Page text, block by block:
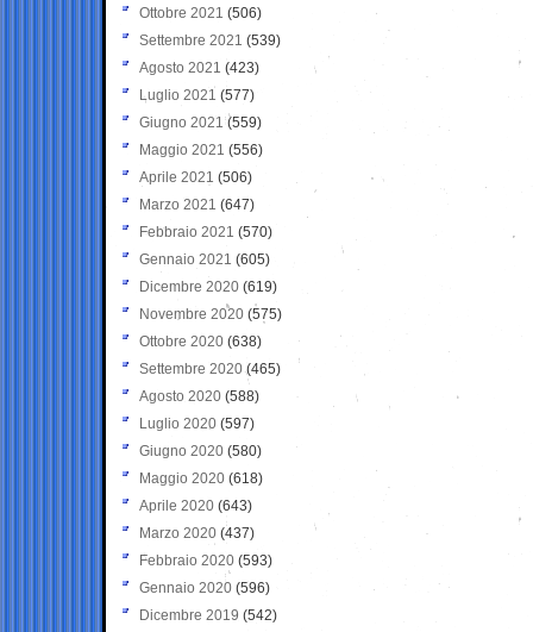
Ottobre 2021 (506)
Settembre 2021 (539)
Agosto 2021 (423)
Luglio 2021 (577)
Giugno 2021(559)
Maggio 2021 (556)
Aprile 2021 (506)
Marzo 2021 (647)
Febbraio 2021 (570)
Gennaio 2021 (605)
Dicembre 2020 (619)
Novembre 2020 (575)
Ottobre 2020 (638)
Settembre 2020(465)
Agosto 2020 (588)
Luglio 2020 (597)
Giugno 2020 (580)
Maggio 2020 (618)
Aprile 2020 (643)
Marzo 2020 (437)
Febbraio 2020 (593)
Gennaio 2020 (596)
Dicembre 2019 (542)